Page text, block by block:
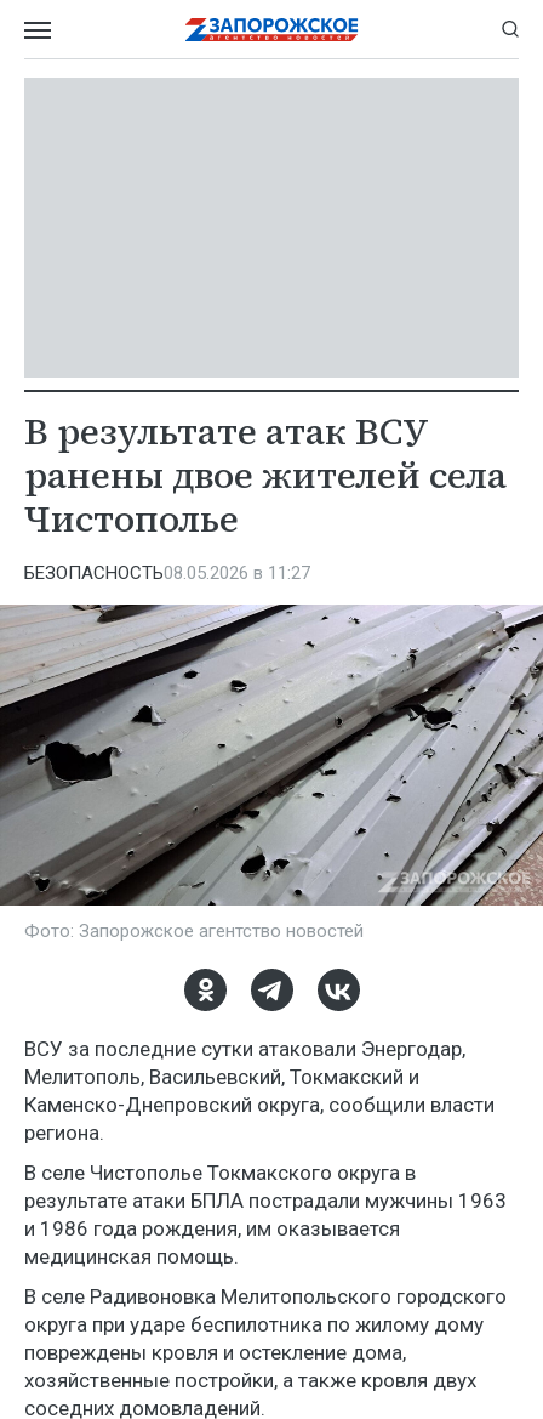
В результате атак ВСУ
ранены двое жителей села
Чистополье
БЕЗОПАСНОСТЬ08.05.2026 в 11:27
Фото: Запорожское агентство новостей
ВСУ за последние сутки атаковали Энергодар,
Мелитополь, Васильевский, Токмакский и
Каменско-Днепровский округа, сообщили власти
региона.
В селе Чистополье Токмакского округа в
результате атаки БПЛА пострадали мужчины 1963
и 1986 года рождения, им оказывается
медицинская помощь.
В селе Радивоновка Мелитопольского городского
округа при ударе беспилотника по жилому дому
повреждены кровля и остекление дома,
хозяйственные постройки, а также кровля двух
соседних домовладений.